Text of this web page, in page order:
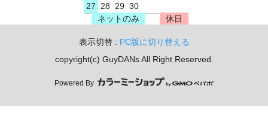
27
28 29 30
ネットのみ
休日
表示切替 : PC版に切り替える
copyright(c) GuyDANs All Right Reserved.
Powered By